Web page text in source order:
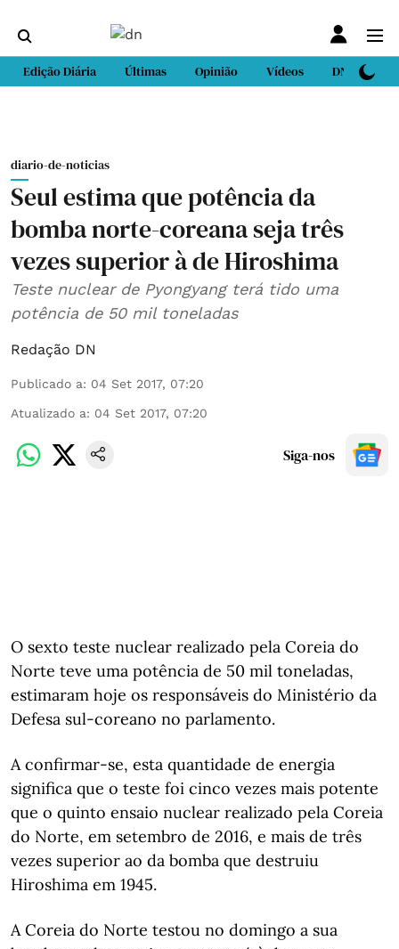
Edição Diária Últimas Opinião Vídeos DN Sport
diario-de-noticias
Seul estima que potência da
bomba norte-coreana seja três
vezes superior à de Hiroshima
Teste nuclear de Pyongyang terá tido uma
potência de 50 mil toneladas
Redação DN
Publicado a: 04 Set 2017, 07:20
Atualizado a: 04 Set 2017, 07:20
Siga-nos
O sexto teste nuclear realizado pela Coreia do
Norte teve uma potência de 50 mil toneladas,
estimaram hoje os responsáveis do Ministério da
Defesa sul-coreano no parlamento.
A confirmar-se, esta quantidade de energia
significa que o teste foi cinco vezes mais potente
que o quinto ensaio nuclear realizado pela Coreia
do Norte, em setembro de 2016, e mais de três
vezes superior ao da bomba que destruiu
Hiroshima em 1945.
A Coreia do Norte testou no domingo a sua